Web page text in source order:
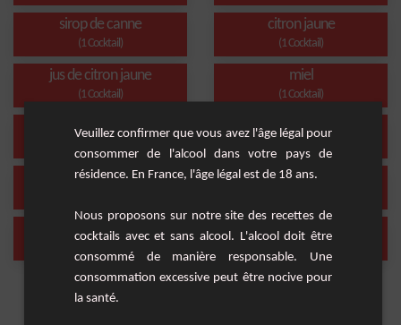
sirop de canne
(1 Cocktail)
citron jaune
(1 Cocktail)
jus de citron jaune
(1 Cocktail)
miel
(1 Cocktail)
ginger ale gingembre
thé vert glace
rhum eau
Veuillez confirmer que vous avez l'âge légal pour
consommer de l'alcool dans votre pays de
résidence. En France, l'âge légal est de 18 ans.
Nous proposons sur notre site des recettes de
cocktails avec et sans alcool. L'alcool doit être
consommé de manière responsable. Une
consommation excessive peut être nocive pour
la santé.